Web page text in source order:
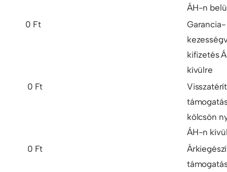
ÁH-n
0 Ft
Garancia-
kifizetés
kívülre
0 Ft
kölcsön
ÁH-n
0 Ft